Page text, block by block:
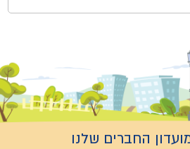
החברים שלנו